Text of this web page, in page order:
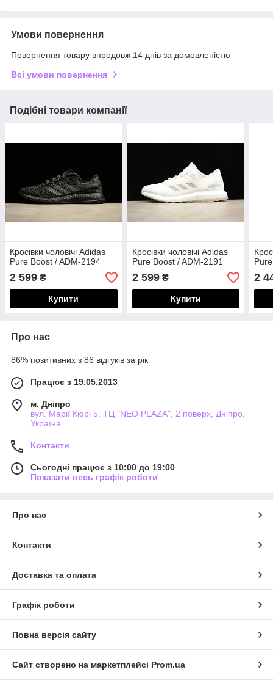
Умови повернення
Повернення товару впродовж 14 днів за домовленістю
Всі умови повернення
Подібні товари компанії
Кросівки чоловічі Adidas
Pure Boost / ADM-2194
2 599 ₴
Купити
Кросівки чоловічі Adidas
Pure Boost / ADM-2191
2 599₴
Купити
2
Про нас
86% позитивних з 86 відгуків за рік
Працює з 19.05.2013
м. Дніпро
вул. Марії Кюрі 5, ТЦ "NEO PLAZA", 2 поверх, Дніпро,
Україна
Контакти
Сьогодні працює з 10:00 до 19:00
Показати весь графік роботи
Про нас
Контакти
Доставка та оплата
Графік роботи
Повна версія сайту
Сайт створено на маркетплейсі Prom.ua